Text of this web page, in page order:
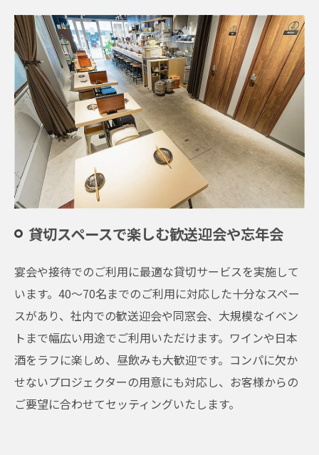
貸切スペースで楽しむ歓送迎会や忘年会
宴会や接待でのご利用に最適な貸切サービスを実施して
います。40～70名までのご利用に対応した十分なスペー
スがあり、社内での歓送迎会や同窓会、大規模なイベン
トまで幅広い用途でご利用いただけます。ワインや日本
酒をラフに楽しめ、昼飲みも大歓迎です。コンパに欠か
せないプロジェクターの用意にも対応し、お客様からの
ご要望に合わせてセッティングいたします。